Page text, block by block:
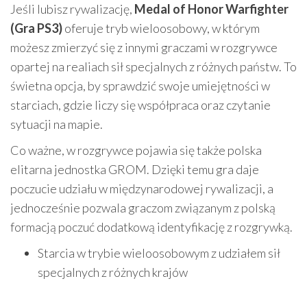
Jeśli lubisz rywalizację, Medal of Honor Warfighter
(Gra PS3)oferuje tryb wieloosobowy, w którym
możesz zmierzyć się z innymi graczami w rozgrywce
opartej na realiach sił specjalnych z różnych państw. To
świetna opcja, by sprawdzić swoje umiejętności w
starciach, gdzie liczy się współpraca oraz czytanie
sytuacji na mapie.
Co ważne, w rozgrywce pojawia się także polska
elitarna jednostka GROM. Dzięki temu gra daje
poczucie udziału w międzynarodowej rywalizacji, a
jednocześnie pozwala graczom związanym z polską
formacją poczuć dodatkową identyfikację z rozgrywką.
Starcia w trybie wieloosobowym z udziałem sił
specjalnych z różnych krajów